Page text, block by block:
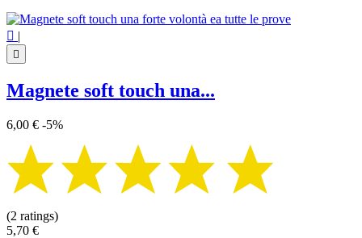
Triplice luna 2
Visualizza i prodotti a
 |

Magnete soft touch una...
6,00 € -5%
(2 ratings)
5,70 €